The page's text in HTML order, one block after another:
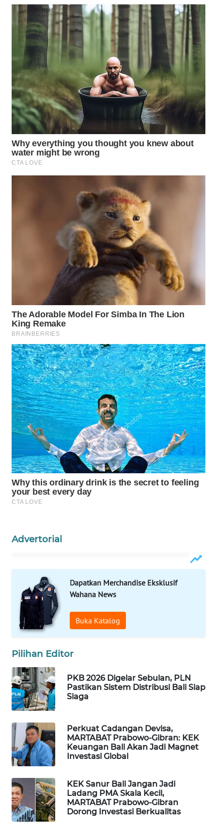
Advertorial
Dapatkan Merchandise Eksklusif
Wahana News
Buka Katalog
Pilihan Editor
PKB 2026 Digelar Sebulan, PLN
Pastikan Sistem Distribusi Bali Siap
Siaga
Perkuat Cadangan Devisa,
MARTABAT Prabowo-Gibran: KEK
Keuangan Bali Akan Jadi Magnet
Investasi Global
KEK Sanur Bali Jangan Jadi
Ladang PMA Skala Kecil,
MARTABAT Prabowo-Gibran
Dorong Investasi Berkualitas
WN
PRIANGAN
TIMUR
WN
SEMARANG
WN
SOLO
WN
BOROBUDUR
WN
MANDALIKA
WN
LIKUPANG
WN
LABUANBAJO
WN
BORNEO
Wahana
Media
Group
WAHANA
WAHANA
TANI
WAHANA
ADVOKAT
WAHANA
INFRASTRUKTUR
KONSUMEN
WAHANA
LISTRIK
TRAVEL
WAHANA
TV
WAHANANEWS
ID
WAHANANEWS